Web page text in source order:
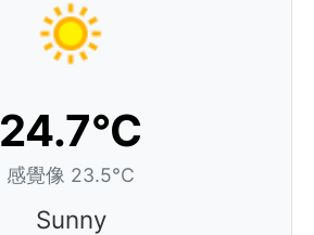
24.7°C
感覺像 23.5°C
Sunny